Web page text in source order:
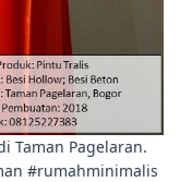
Taman Pagelaran.
#rumahminimalis